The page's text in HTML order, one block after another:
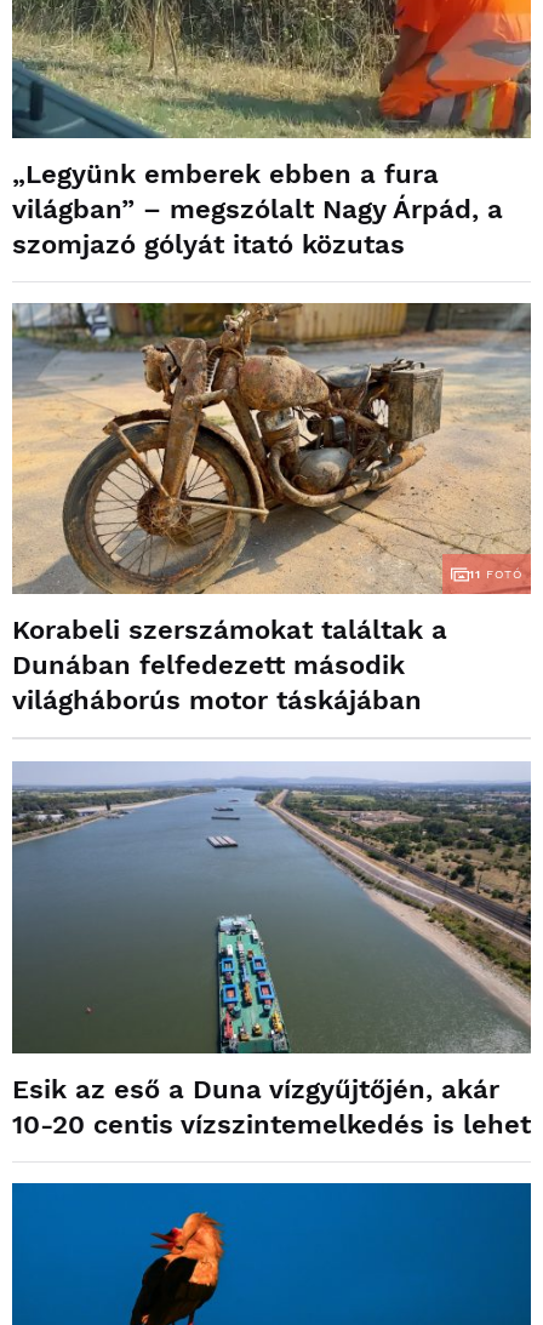
„Legyünk emberek ebben a fura
világban” – megszólalt Nagy Árpád, a
szomjazó gólyát itató közutas
11 FOTÓ
Korabeli szerszámokat találtak a
Dunában felfedezett második
világháborús motor táskájában
Esik az eső a Duna vízgyűjtőjén, akár
10-20 centis vízszintemelkedés is lehet